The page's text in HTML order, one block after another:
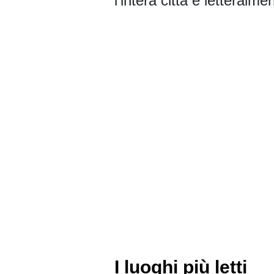
I luoghi più letti